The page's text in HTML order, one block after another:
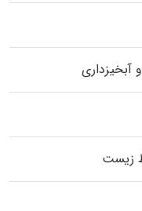
آبخیزداری
زیست